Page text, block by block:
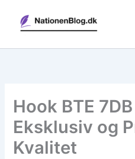
indholdet
Hook BTE
Eksklusiv og
Kvalitet